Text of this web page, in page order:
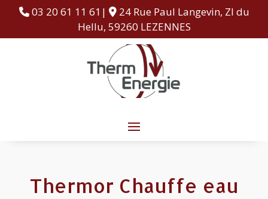
03 20 61 11 61|
24 Rue Paul Langevin, ZI du
Hellu, 59260 LEZENNES
Thermor Chauffe eau